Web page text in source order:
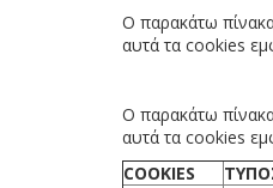
Ο παρακάτω
αυτά τα cookies
Ο παρακάτω
αυτά τα cookies
COOKIES